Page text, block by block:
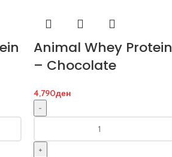
Animal Whey Protein
– Chocolate
4,790ден